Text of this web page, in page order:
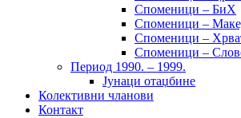
Споменици – БиХ
Споменици –
Споменици –
Споменици –
Период 1990. – 1999.
Јунаци отаџбине
Колективни чланови
Контакт